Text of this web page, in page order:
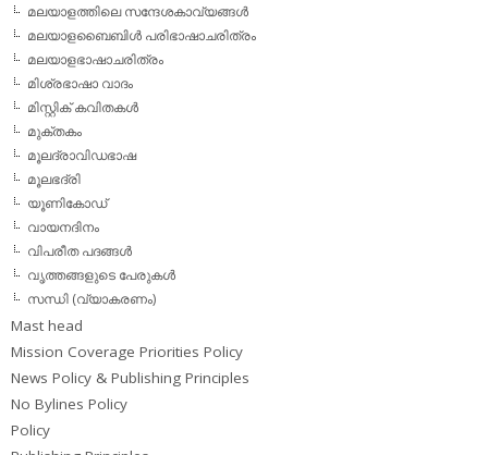
മലയാളത്തിലെ സന്ദേശകാവ്യങ്ങള്‍
മലയാളബൈബിള്‍ പരിഭാഷാചരിത്രം
മലയാളഭാഷാചരിത്രം
മിശ്രഭാഷാ വാദം
മിസ്റ്റിക് കവിതകള്‍
മുക്തകം
മൂലദ്രാവിഡഭാഷ
മൂലഭദ്രി
യൂണികോഡ്
വായനദിനം
വിപരീത പദങ്ങള്‍
വൃത്തങ്ങളുടെ പേരുകള്‍
സന്ധി (വ്യാകരണം)
Mast head
Mission Coverage Priorities Policy
News Policy & Publishing Principles
No Bylines Policy
Policy